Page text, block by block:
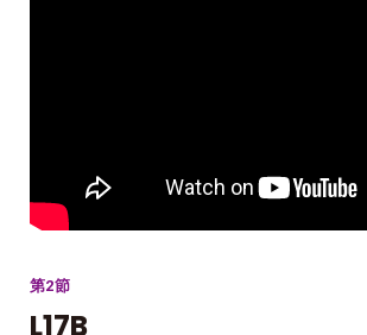
第2節
L17B